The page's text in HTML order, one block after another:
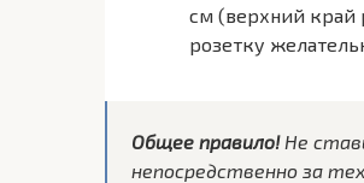
см (верхний край
розетку
Общее правило!Не
непосредственно за